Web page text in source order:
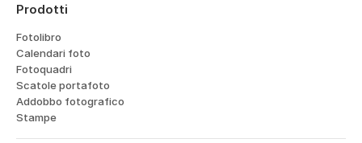
Prodotti
Fotolibro
Calendari foto
Fotoquadri
Scatole portafoto
Addobbo fotografico
Stampe